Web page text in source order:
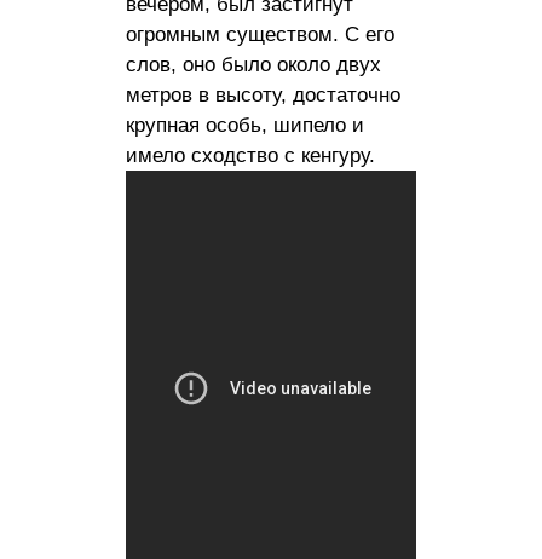
огромным существом. С его
слов, оно было около двух
метров в высоту, достаточно
крупная особь, шипело и
имело сходство с кенгуру.